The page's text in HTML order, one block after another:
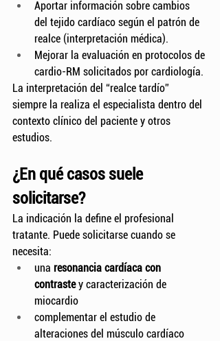
Aportar información sobre cambios
del tejido cardíaco según el patrón de
realce (interpretación médica).
Mejorar la evaluación en protocolos de
cardio-RM solicitados por cardiología.
La interpretación del “realce tardío”
siempre la realiza el especialista dentro del
contexto clínico del paciente y otros
estudios.
¿En qué casos suele
solicitarse?
La indicación la define el profesional
tratante. Puede solicitarse cuando se
necesita:
una resonancia cardíaca con
contraste y caracterización de
miocardio
complementar el estudio de
alteraciones del músculo cardíaco